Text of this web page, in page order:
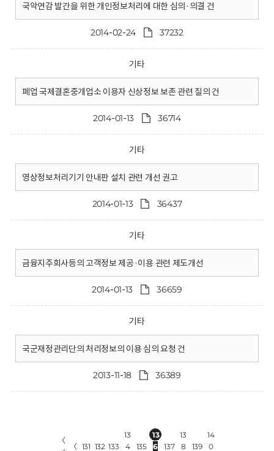
국악연감 발간을 위한 개인정보처리에 대한 심의·의결 건
2014-02-24 37232
기타
폐업 국제결혼중개업소 이용자 신상정보 보존 관련 질의 건
2014-01-13 36714
기타
영상정보처리기기 안내판 설치 관련 개선 권고
2014-01-13 36437
기타
금융지주회사등의 고객정보 제공·이용 관련 제도개선
2014-01-13 36659
기타
국군재정관리단의 처리정보의 이용 심의 요청 건
2013-11-18 36389
〈
〈 131 132 133
13
4
135
13
6
137
13
8
139
14
0